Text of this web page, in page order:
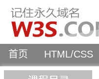
首页 HTML/CSS